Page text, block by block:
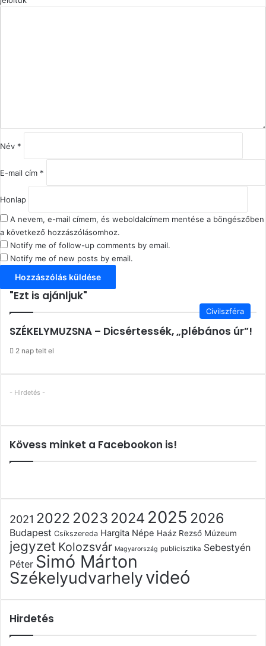
á
sNév *
E-mail cím *
Honlap
A nevem, e-mail címem, és weboldalcímem mentése a böngészőben
a következő hozzászólásomhoz.
Notify me of follow-up comments by email.
Notify me of new posts by email.
"Ezt is ajánljuk"
Civilszféra
SZÉKELYMUZSNA – Dicsértessék, „plébános úr”!
2 nap telt el
- Hirdetés -
Kövess minket a Facebookon is!
2021 2022 2023 2024 2025 2026
Budapest Csíkszereda Hargita Népe Haáz Rezső Múzeum
jegyzet Kolozsvár Magyarország publicisztika Sebestyén
Péter Simó Márton
Székelyudvarhelyvideó
Hirdetés